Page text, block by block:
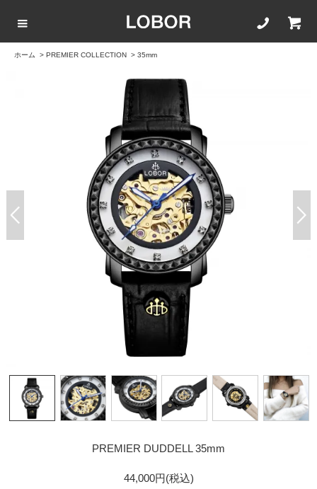
ホーム > PREMIER COLLECTION > 35mm
PREMIER DUDDELL 35mm
44,000円(税込)